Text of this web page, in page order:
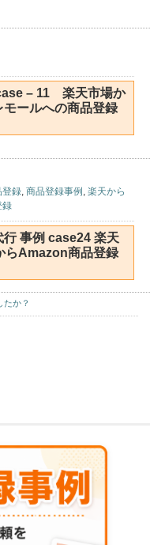
– 11 楽天市場か
モールへの商品登録
登録,商品登録事例 ,楽天から
録
行 事例 case24 楽天
らAmazon商品登録
たか？